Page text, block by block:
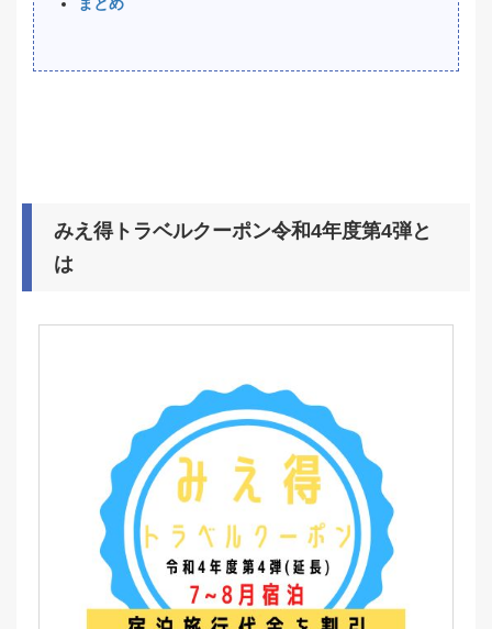
みえ得トラベルクーポン令和4年度第4弾と
は